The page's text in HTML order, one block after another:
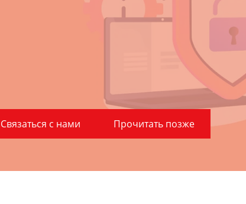
Связаться с нами Прочитать позже